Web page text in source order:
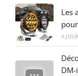
Les
4
DM-